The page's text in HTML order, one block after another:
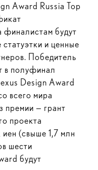
Award Russia Top
финалистам будут
и ценные
Победитель
в полуфинал
Design Award
всего мира
премии — грант
проекта
(свыше 1,7 млн
шести
будут